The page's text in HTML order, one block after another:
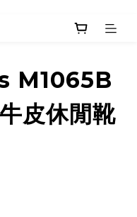
M1065B
皮休閒靴